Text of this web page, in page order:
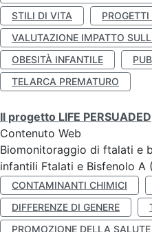
STILI DI VITA
PROGETTI
VALUTAZIONE IMPATTO
OBESITÀ INFANTILE
TELARCA PREMATURO
Il progetto LIFE PERSUADED
Contenuto Web
Biomonitoraggio di ftalati e
infantili Ftalati e Bisfenolo A
CONTAMINANTI CHIMICI
DIFFERENZE DI GENERE
PROMOZIONE DELLA SALUTE